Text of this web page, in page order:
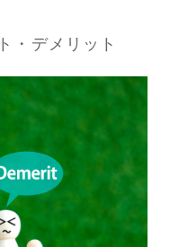
・デメリット